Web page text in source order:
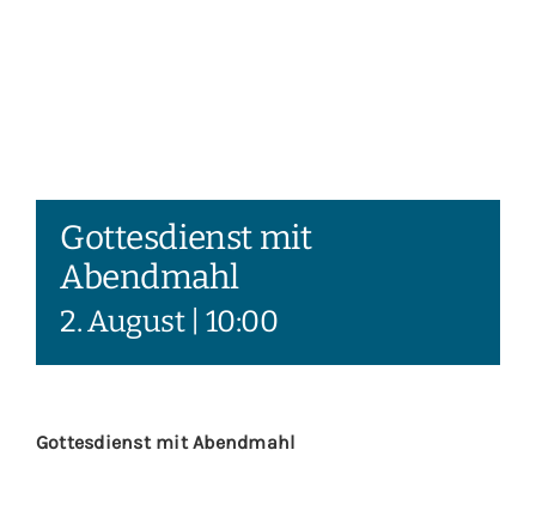
Gottesdienst mit
Abendmahl
2. August | 10:00
Gottesdienst mit Abendmahl